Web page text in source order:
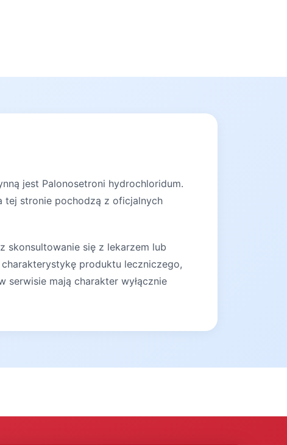
jest Palonosetroni hydrochloridum.
tej stronie pochodzą z oficjalnych
skonsultowanie się z lekarzem lub
produktu leczniczego,
serwisie mają charakter wyłącznie